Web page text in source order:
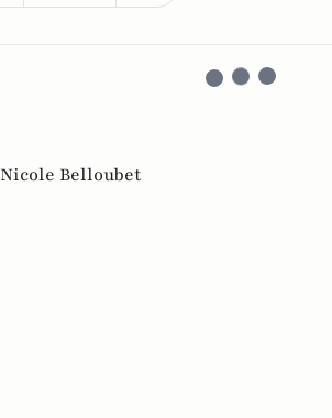
Nicole Belloubet